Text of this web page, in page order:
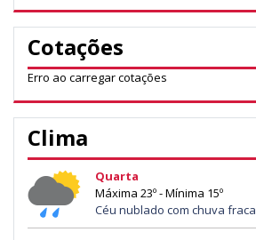
Cotações
Erro ao carregar cotações
Clima
Quarta
Máxima 23º - Mínima 15º
Céu nublado com chuva fraca